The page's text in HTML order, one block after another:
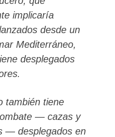
implicaría
desde un
Mediterráneo,
desplegados
también tiene
— cazas y
— desplegados en